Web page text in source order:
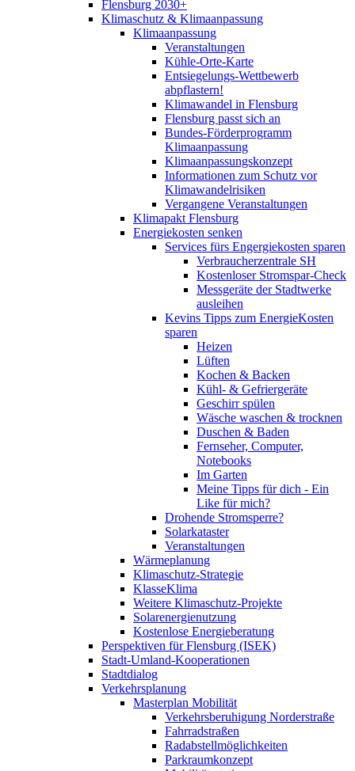
Flensburg 2030+
Klimaschutz & Klimaanpassung
Klimaanpassung
Veranstaltungen
Kühle-Orte-Karte
Entsiegelungs-Wettbewerb
abpflastern!
Klimawandel in Flensburg
Flensburg passt sich an
Bundes-Förderprogramm
Klimaanpassung
Klimaanpassungskonzept
Informationen zum Schutz vor
Klimawandelrisiken
Vergangene Veranstaltungen
Klimapakt Flensburg
Energiekosten senken
Services fürs Engergiekosten sparen
Verbraucherzentrale SH
Kostenloser Stromspar-Check
Messgeräte der Stadtwerke
ausleihen
Kevins Tipps zum EnergieKosten
sparen
Heizen
Lüften
Kochen & Backen
Kühl- & Gefriergeräte
Geschirr spülen
Wäsche waschen & trocknen
Duschen & Baden
Fernseher, Computer,
Notebooks
Im Garten
Meine Tipps für dich - Ein
Like für mich?
Drohende Stromsperre?
Solarkataster
Veranstaltungen
Wärmeplanung
Klimaschutz-Strategie
KlasseKlima
Weitere Klimaschutz-Projekte
Solarenergienutzung
Kostenlose Energieberatung
Perspektiven für Flensburg (ISEK)
Stadt-Umland-Kooperationen
Stadtdialog
Verkehrsplanung
Masterplan Mobilität
Verkehrsberuhigung Norderstraße
Fahrradstraßen
Radabstellmöglichkeiten
Parkraumkonzept